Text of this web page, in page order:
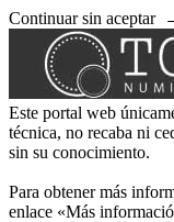
Continuar sin aceptar
Este portal web
técnica, no recaba ni
sin su conocimiento.
Para obtener más
enlace «Más